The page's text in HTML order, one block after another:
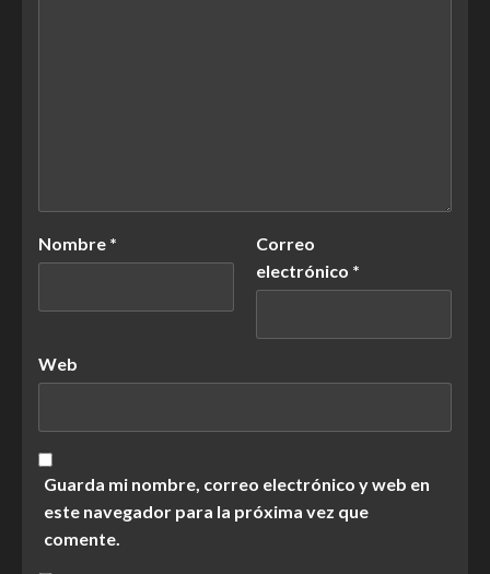
Nombre *
Correo
electrónico *
Web
Guarda mi nombre, correo electrónico y web en
este navegador para la próxima vez que
comente.